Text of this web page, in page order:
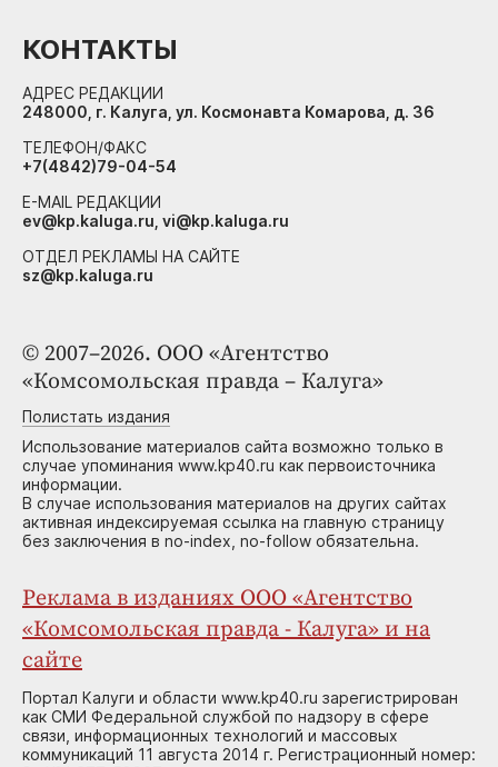
© 2007–2026. ООО «Агентство
«Комсомольская правда – Калуга»
Полистать издания
Использование материалов сайта возможно только в
случае упоминания www.kp40.ru как первоисточника
информации.
В случае использования материалов на других сайтах
активная индексируемая ссылка на главную страницу
без заключения в no-index, no-follow обязательна.
Реклама в изданиях ООО «Агентство
«Комсомольская правда - Калуга» и на
сайте
Портал Калуги и области www.kp40.ru зарегистрирован
как СМИ Федеральной службой по надзору в сфере
связи, информационных технологий и массовых
коммуникаций 11 августа 2014 г. Регистрационный номер:
КОНТАКТЫ
АДРЕС РЕДАКЦИИ
248000, г. Калуга, ул. Космонавта Комарова, д. 36
ТЕЛЕФОН/ФАКС
+7(4842)79-04-54
E-MAIL РЕДАКЦИИ
ev@kp.kaluga.ru, vi@kp.kaluga.ru
ОТДЕЛ РЕКЛАМЫ НА САЙТЕ
sz@kp.kaluga.ru